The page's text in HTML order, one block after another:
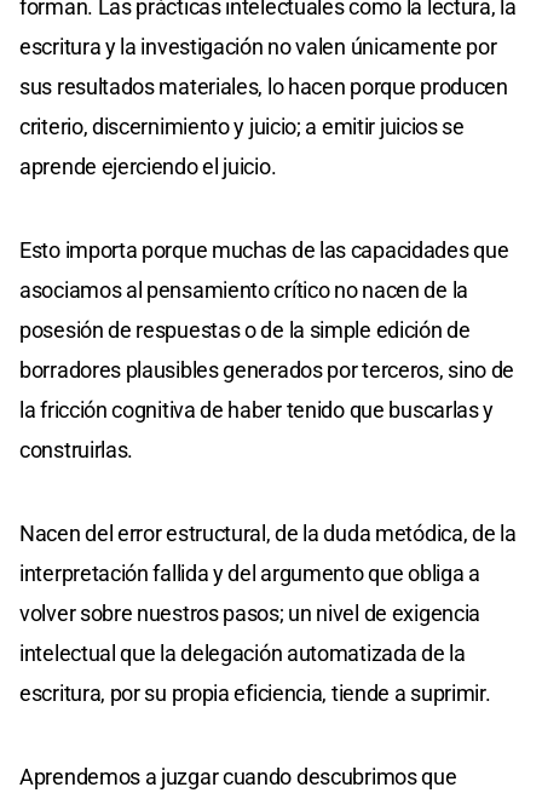
forman. Las prácticas intelectuales como la lectura, la
escritura y la investigación no valen únicamente por
sus resultados materiales, lo hacen porque producen
criterio, discernimiento y juicio; a emitir juicios se
aprende ejerciendo el juicio.
Esto importa porque muchas de las capacidades que
asociamos al pensamiento crítico no nacen de la
posesión de respuestas o de la simple edición de
borradores plausibles generados por terceros, sino de
la fricción cognitiva de haber tenido que buscarlas y
construirlas.
Nacen del error estructural, de la duda metódica, de la
interpretación fallida y del argumento que obliga a
volver sobre nuestros pasos; un nivel de exigencia
intelectual que la delegación automatizada de la
escritura, por su propia eficiencia, tiende a suprimir.
Aprendemos a juzgar cuando descubrimos que